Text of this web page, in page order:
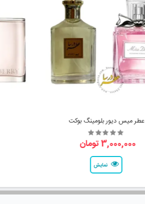
عطر میس دیور بلومینگ بوکت
3,000,000 تومان
نمایش